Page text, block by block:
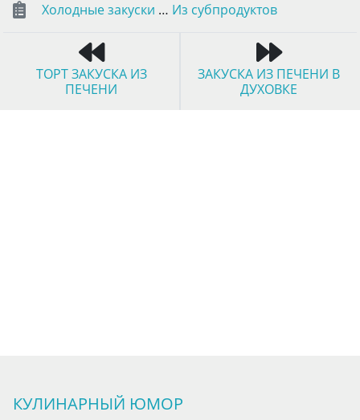
Холодные закуски … Из субпродуктов
ТОРТ ЗАКУСКА ИЗ
ПЕЧЕНИ
ЗАКУСКА ИЗ ПЕЧЕНИ В
ДУХОВКЕ
КУЛИНАРНЫЙ ЮМОР